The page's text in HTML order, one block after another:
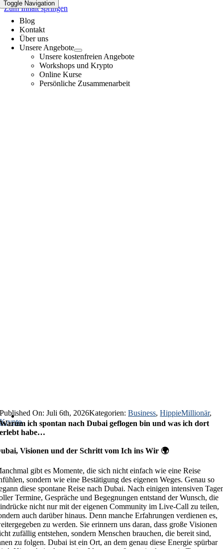
Zum Inhalt springen
Toggle Navigation
Blog
Kontakt
Über uns
Unsere Angebote
Unsere kostenfreien Angebote
Workshops und Krypto
Online Kurse
Persönliche Zusammenarbeit
Published On: Juli 6th, 2026Kategorien:Business,HippieMillionär,
Krypto
Warum ich spontan nach Dubai geflogen bin und was ich dort
erlebt habe…
Visionen und der Schritt vom Ich ins Wir 🌍
gibt es Momente, die sich nicht einfach wie eine Reise
sondern wie eine Bestätigung des eigenen Weges. Genau so
diese spontane Reise nach Dubai. Nach einigen intensiven
Termine, Gespräche und Begegnungen entstand der Wunsch, die
nicht nur mit der eigenen Community im Live-Call zu teilen,
auch darüber hinaus. Denn manche Erfahrungen verdienen es,
zu werden. Sie erinnern uns daran, dass große Visionen
zufällig entstehen, sondern Menschen brauchen, die bereit sind,
zu folgen. Dubai ist ein Ort, an dem genau diese Energie spürbar